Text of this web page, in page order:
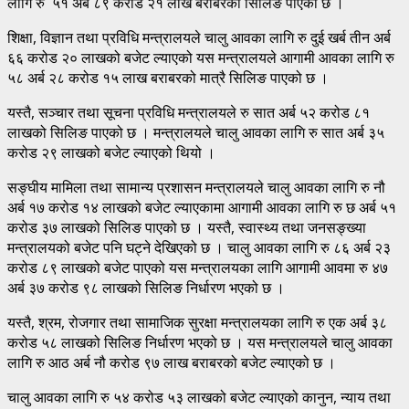
शिक्षा, विज्ञान तथा प्रविधि मन्त्रालयले चालु आवका लागि रु दुई खर्ब तीन अर्ब
६६ करोड २० लाखको बजेट ल्याएको यस मन्त्रालयले आगामी आवका लागि रु
५८ अर्ब २८ करोड १५ लाख बराबरको मात्रै सिलिङ पाएको छ ।
यस्तै, सञ्चार तथा सूचना प्रविधि मन्त्रालयले रु सात अर्ब ५२ करोड ८१
लाखको सिलिङ पाएको छ । मन्त्रालयले चालु आवका लागि रु सात अर्ब ३५
करोड २९ लाखको बजेट ल्याएको थियो ।
सङ्घीय मामिला तथा सामान्य प्रशासन मन्त्रालयले चालु आवका लागि रु नौ
अर्ब १७ करोड १४ लाखको बजेट ल्याएकामा आगामी आवका लागि रु छ अर्ब ५१
करोड ३७ लाखको सिलिङ पाएको छ । यस्तै, स्वास्थ्य तथा जनसङ्ख्या
मन्त्रालयको बजेट पनि घट्ने देखिएको छ । चालु आवका लागि रु ८६ अर्ब २३
करोड ८९ लाखको बजेट पाएको यस मन्त्रालयका लागि आगामी आवमा रु ४७
अर्ब ३७ करोड ९८ लाखको सिलिङ निर्धारण भएको छ ।
यस्तै, श्रम, रोजगार तथा सामाजिक सुरक्षा मन्त्रालयका लागि रु एक अर्ब ३८
करोड ५८ लाखको सिलिङ निर्धारण भएको छ । यस मन्त्रालयले चालु आवका
लागि रु आठ अर्ब नौ करोड ९७ लाख बराबरको बजेट ल्याएको छ ।
चालु आवका लागि रु ५४ करोड ५३ लाखको बजेट ल्याएको कानुन, न्याय तथा